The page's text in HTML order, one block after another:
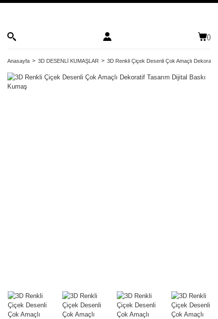
()
Anasayfa 3D DESENLİ KUMAŞLAR 3D Renkli Çiçek Desenli Çok Amaçlı Dekoratif